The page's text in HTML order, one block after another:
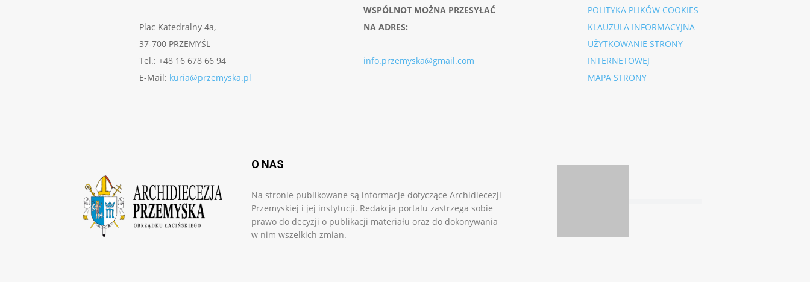
Plac Katedralny 4a,
37-700 PRZEMYŚL
Tel.: +48 16 678 66 94
E-Mail: kuria@przemyska.pl
WSPÓLNOT MOŻNA PRZESYŁAĆ
NA ADRES:
info.przemyska@gmail.com
POLITYKA PLIKÓW COOKIES
KLAUZULA INFORMACYJNA
UŻYTKOWANIE STRONY
INTERNETOWEJ
MAPA STRONY
O NAS
Na stronie publikowane są informacje dotyczące Archidiecezji
Przemyskiej i jej instytucji. Redakcja portalu zastrzega sobie
prawo do decyzji o publikacji materiału oraz do dokonywania
w nim wszelkich zmian.